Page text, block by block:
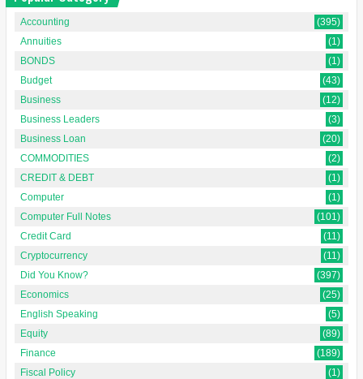
Accounting
(395)
Annuities
(1)
BONDS
(1)
Budget
(43)
Business
(12)
Business Leaders
(3)
Business Loan
(20)
COMMODITIES
(2)
CREDIT & DEBT
(1)
Computer
(1)
Computer Full Notes
(101)
Credit Card
(11)
Cryptocurrency
(11)
Did You Know?
(397)
Economics
(25)
English Speaking
(5)
Equity
(89)
Finance
(189)
Fiscal Policy
(1)